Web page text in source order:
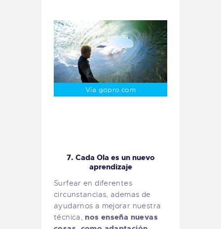
Vía gopro.com
7. Cada Ola es un nuevo
aprendizaje
Surfear en diferentes
circunstancias, ademas de
ayudarnos a mejorar nuestra
técnica,nos enseña nuevas